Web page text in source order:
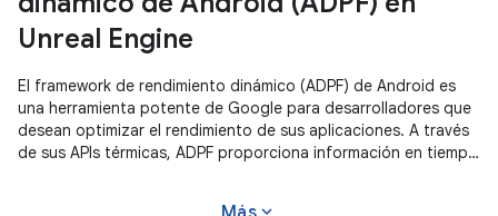
Unreal Engine
El framework de rendimiento dinámico (ADPF) de Android es
una herramienta potente de Google para desarrolladores que
desean optimizar el rendimiento de sus aplicaciones. A través
de sus APIs térmicas, ADPF proporciona información en tiempo
expand_more